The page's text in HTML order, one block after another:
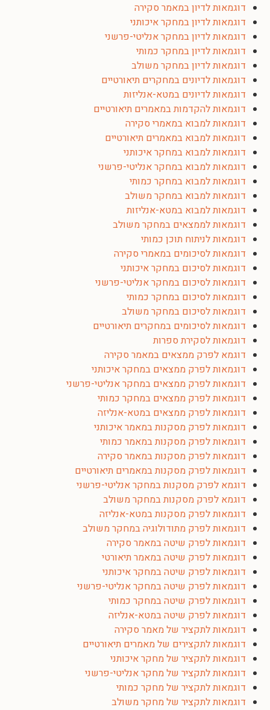
דוגמאות לדיון במאמר סקירה
דוגמאות לדיון במחקר איכותני
דוגמאות לדיון במחקר אנליטי-פרשני
דוגמאות לדיון במחקר כמותי
דוגמאות לדיון במחקר משולב
דוגמאות לדיונים במחקרים תיאורטיים
דוגמאות לדיונים במטא-אנליזות
דוגמאות להקדמות במאמרים תיאורטיים
דוגמאות למבוא במאמרי סקירה
דוגמאות למבוא במאמרים תיאורטיים
דוגמאות למבוא במחקר איכותני
דוגמאות למבוא במחקר אנליטי-פרשני
דוגמאות למבוא במחקר כמותי
דוגמאות למבוא במחקר משולב
דוגמאות למבוא במטא-אנליזות
דוגמאות לממצאים במחקר משולב
דוגמאות לניתוח תוכן כמותי
דוגמאות לסיכומים במאמרי סקירה
דוגמאות לסיכום במחקר איכותני
דוגמאות לסיכום במחקר אנליטי-פרשני
דוגמאות לסיכום במחקר כמותי
דוגמאות לסיכום במחקר משולב
דוגמאות לסיכומים במחקרים תיאורטיים
דוגמאות לסקירת ספרות
דוגמא לפרק ממצאים במאמר סקירה
דוגמאות לפרק ממצאים במחקר איכותני
דוגמאות לפרק ממצאים במחקר אנליטי-פרשני
דוגמאות לפרק ממצאים במחקר כמותי
דוגמאות לפרק ממצאים במטא-אנליזה
דוגמאות לפרק מסקנות במאמר איכותני
דוגמאות לפרק מסקנות במאמר כמותי
דוגמאות לפרק מסקנות במאמר סקירה
דוגמאות לפרק מסקנות במאמרים תיאורטיים
דוגמא לפרק מסקנות במחקר אנליטי-פרשני
דוגמא לפרק מסקנות במחקר משולב
דוגמאות לפרק מסקנות במטא-אנליזה
דוגמאות לפרק מתודולוגיה במחקר משולב
דוגמאות לפרק שיטה במאמר סקירה
דוגמאות לפרק שיטה במאמר תיאורטי
דוגמאות לפרק שיטה במחקר איכותני
דוגמאות לפרק שיטה במחקר אנליטי-פרשני
דוגמאות לפרק שיטה במחקר כמותי
דוגמאות לפרק שיטה במטא-אנליזה
דוגמאות לתקציר של מאמר סקירה
דוגמאות לתקצירים של מאמרים תיאורטיים
דוגמאות לתקציר של מחקר איכותני
דוגמאות לתקציר של מחקר אנליטי-פרשני
דוגמאות לתקציר של מחקר כמותי
דוגמאות לתקציר של מחקר משולב